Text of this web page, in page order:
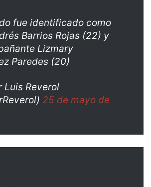
fue identificado como
Barrios Rojas (22) y
Lizmary
Paredes (20)
Reverol
25 de mayo de